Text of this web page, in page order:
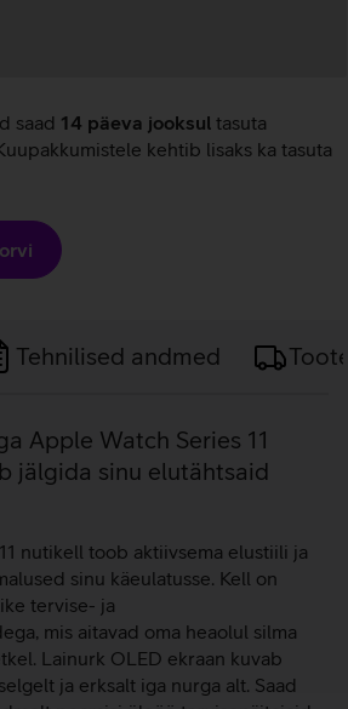
saad 14 päeva jooksul tasuta
kehtib lisaks ka tasuta
Tehnilised andmed
Apple Watch Series 11
jälgida sinu elutähtsaid
nutikell toob aktiivsema elustiili ja
sinu käeulatusse. Kell on
tervise- ja
mis aitavad oma heaolul silma
Lainurk OLED ekraan kuvab
ja erksalt iga nurga alt. Saad